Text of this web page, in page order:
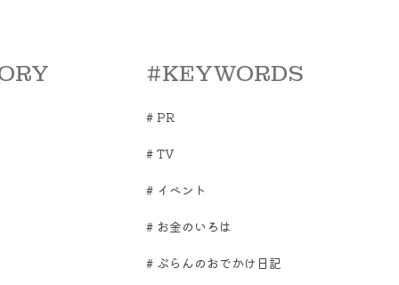
#KEYWORDS
# PR
# TV
# イベント
# お金のいろは
# ぷらんのおでかけ日記